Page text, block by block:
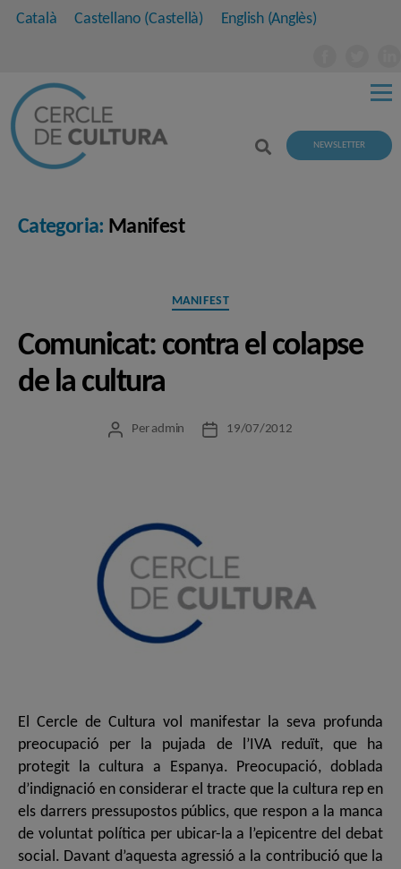
Català Castellano (Castellà) English(Anglès)
NEWSLETTER
Categoria: Manifest
Categories
MANIFEST
Comunicat: contra el colapse
de la cultura
Autor
Per admin
Data19/07/2012
El Cercle de Cultura vol manifestar la seva profunda
preocupació per la pujada de l’IVA reduït, que ha
protegit la cultura a Espanya. Preocupació, doblada
d’indignació en considerar el tracte que la cultura rep en
els darrers pressupostos públics, que respon a la manca
de voluntat política per ubicar-la a l’epicentre del debat
social. Davant d’aquesta agressió a la contribució que la